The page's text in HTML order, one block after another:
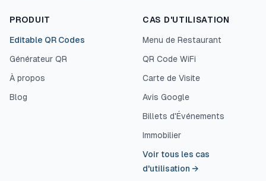
PRODUIT
Editable QR Codes
Générateur QR
À propos
Blog
CAS D'UTILISATION
Menu de Restaurant
QR Code WiFi
Carte de Visite
Avis Google
Billets d'Événements
Immobilier
Voir tous les cas
d'utilisation →